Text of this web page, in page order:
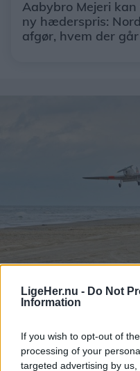
LigeHer.nu - Do Not
Information
If you wish to opt-out of
processing of your
targeted advertising by
Aabybro Mejeri kan
ny hæderspris:
afgør, hvem der
Events
Danmarks
kalder igen